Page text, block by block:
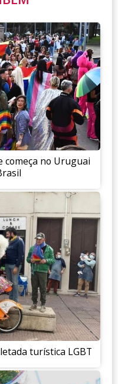
começa no Uruguai
turística LGBT